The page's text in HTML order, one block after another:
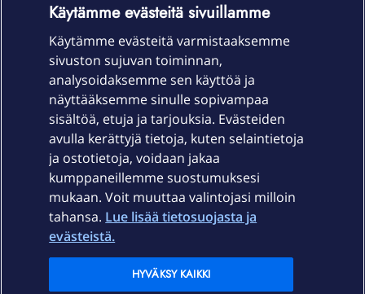
Laitteet & liittymät
Palvelut
Ajankohtaista
Elisa Oyj
Käytämme evästeitä sivuillamme
Käytämme evästeitä varmistaaksemme
sivuston sujuvan toiminnan,
analysoidaksemme sen käyttöä ja
näyttääksemme sinulle sopivampaa
sisältöä, etuja ja tarjouksia. Evästeiden
avulla kerättyjä tietoja, kuten selaintietoja
ja ostotietoja, voidaan jakaa
kumppaneillemme suostumuksesi
mukaan. Voit muuttaa valintojasi milloin
tahansa. Lue lisää tietosuojasta ja
evästeistä.
HYVÄKSY KAIKKI